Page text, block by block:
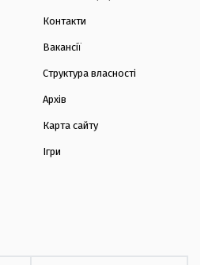
Контакти
Вакансії
Структура власності
Архів
Карта сайту
Ігри